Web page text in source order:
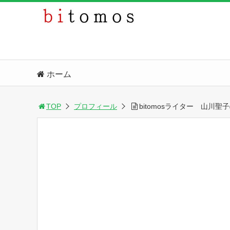
ホーム
TOP プロフィール bitomosライター 山川聖子